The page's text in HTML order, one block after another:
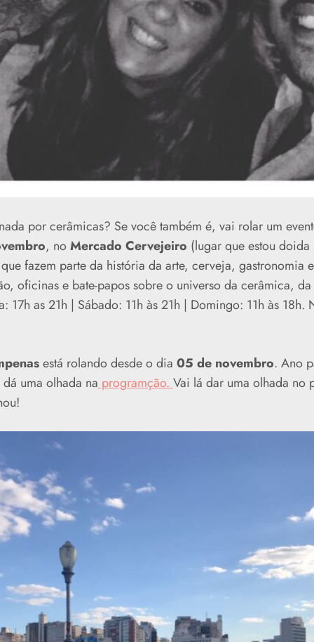
por cerâmicas? Se você também é, vai rolar um
, noMercado Cervejeiro (lugar que estou
fazem parte da história da arte, cerveja, gastronomia
oficinas e bate-papos sobre o universo da cerâmica,
17h as 21h | Sábado: 11h às 21h | Domingo: 11h às
está rolando desde o dia 05 de novembro. Ano
uma olhada na programção. Vai lá dar uma olhada no